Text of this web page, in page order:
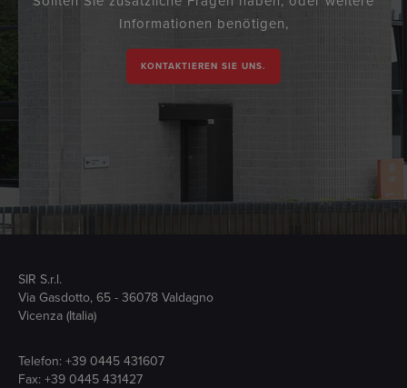
Informationen benötigen,
KONTAKTIEREN SIE UNS.
SIR S.r.l.
Via Gasdotto, 65 - 36078 Valdagno
Vicenza (Italia)
Telefon: +39 0445 431607
Fax: +39 0445 431427